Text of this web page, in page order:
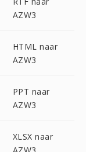
AZW3
HTML naar
AZW3
PPT naar
AZW3
XLSX naar